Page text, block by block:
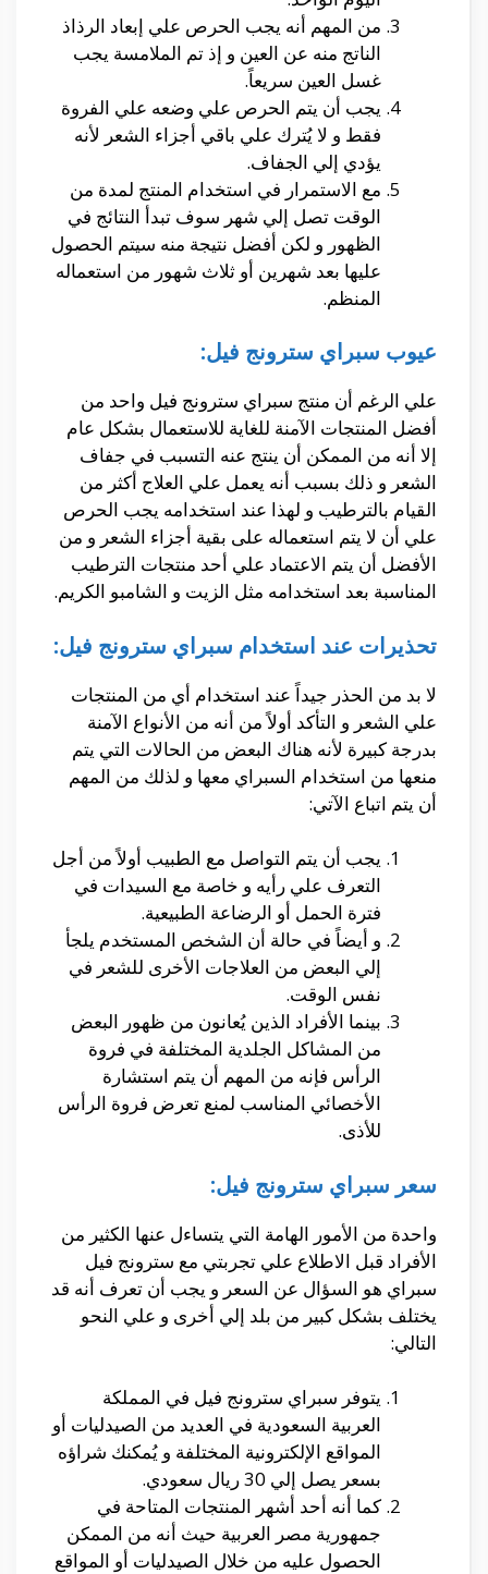
من المهم أنه يجب الحرص علي إبعاد الرذاذ
الناتج منه عن العين و إذ تم الملامسة يجب
غسل العين سريعاً.
يجب أن يتم الحرص علي وضعه علي الفروة
فقط و لا يُترك علي باقي أجزاء الشعر لأنه
يؤدي إلي الجفاف.
مع الاستمرار في استخدام المنتج لمدة من
الوقت تصل إلي شهر سوف تبدأ النتائج في
الظهور و لكن أفضل نتيجة منه سيتم الحصول
عليها بعد شهرين أو ثلاث شهور من استعماله
المنظم.
عيوب سبراي سترونج فيل:
علي الرغم أن منتج سبراي سترونج فيل واحد من
أفضل المنتجات الآمنة للغاية للاستعمال بشكل عام
إلا أنه من الممكن أن ينتج عنه التسبب في جفاف
الشعر و ذلك بسبب أنه يعمل علي العلاج أكثر من
القيام بالترطيب و لهذا عند استخدامه يجب الحرص
علي أن لا يتم استعماله على بقية أجزاء الشعر و من
الأفضل أن يتم الاعتماد علي أحد منتجات الترطيب
المناسبة بعد استخدامه مثل الزيت و الشامبو الكريم.
تحذيرات عند استخدام سبراي سترونج فيل:
لا بد من الحذر جيداً عند استخدام أي من المنتجات
علي الشعر و التأكد أولاً من أنه من الأنواع الآمنة
بدرجة كبيرة لأنه هناك البعض من الحالات التي يتم
منعها من استخدام السبراي معها و لذلك من المهم
أن يتم اتباع الآتي:
يجب أن يتم التواصل مع الطبيب أولاً من أجل
التعرف علي رأيه و خاصة مع السيدات في
فترة الحمل أو الرضاعة الطبيعية.
و أيضاً في حالة أن الشخص المستخدم يلجأ
إلي البعض من العلاجات الأخرى للشعر في
نفس الوقت.
بينما الأفراد الذين يُعانون من ظهور البعض
من المشاكل الجلدية المختلفة في فروة
الرأس فإنه من المهم أن يتم استشارة
الأخصائي المناسب لمنع تعرض فروة الرأس
للأذى.
سعر سبراي سترونج فيل:
واحدة من الأمور الهامة التي يتساءل عنها الكثير من
الأفراد قبل الاطلاع علي تجربتي مع سترونج فيل
سبراي هو السؤال عن السعر و يجب أن تعرف أنه قد
يختلف بشكل كبير من بلد إلي أخرى و علي النحو
التالي:
يتوفر سبراي سترونج فيل في المملكة
العربية السعودية في العديد من الصيدليات أو
المواقع الإلكترونية المختلفة و يُمكنك شراؤه
بسعر يصل إلي 30 ريال سعودي.
كما أنه أحد أشهر المنتجات المتاحة في
جمهورية مصر العربية حيث أنه من الممكن
الحصول عليه من خلال الصيدليات أو المواقع